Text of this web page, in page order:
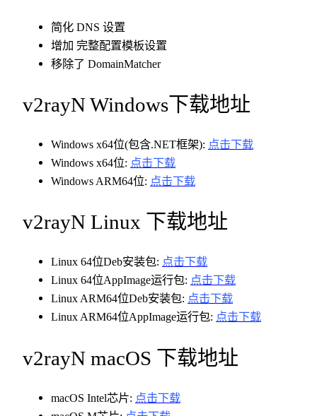
简化 DNS 设置
增加 完整配置模板设置
移除了 DomainMatcher
v2rayN Windows下载地址
Windows x64位(包含.NET框架): 点击下载
Windows x64位: 点击下载
Windows ARM64位: 点击下载
v2rayN Linux 下载地址
Linux 64位Deb安装包: 点击下载
Linux 64位AppImage运行包: 点击下载
Linux ARM64位Deb安装包: 点击下载
Linux ARM64位AppImage运行包: 点击下载
v2rayN macOS 下载地址
macOS Intel芯片: 点击下载